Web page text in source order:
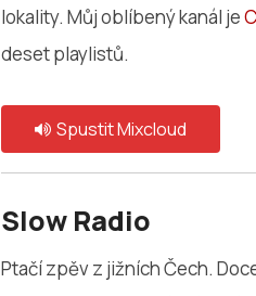
lokality. Můj oblíbený kanál je
deset playlistů.
Spustit Mixcloud
Slow Radio
Ptačí zpěv z jižních Čech.